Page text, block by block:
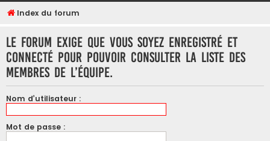
Index du forum
Le forum exige que vous soyez enregistré et
connecté pour pouvoir consulter la liste des
membres de l’équipe.
Nom d’utilisateur :
Mot de passe :